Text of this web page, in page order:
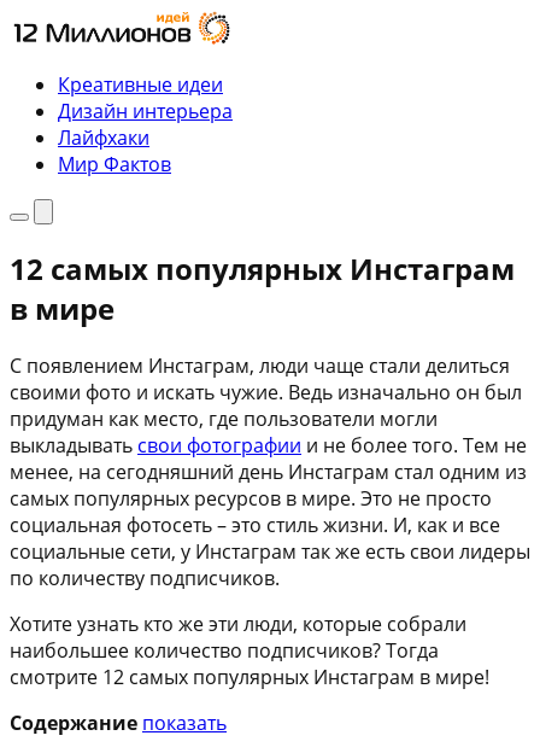
Перейти
к
содержимому
Креативные идеи
Дизайн интерьера
Лайфхаки
Мир Фактов
МенюПоиск
12 самых популярных Инстаграм
в мире
С появлением Инстаграм, люди чаще стали делиться
своими фото и искать чужие. Ведь изначально он был
придуман как место, где пользователи могли
выкладывать свои фотографии и не более того. Тем не
менее, на сегодняшний день Инстаграм стал одним из
самых популярных ресурсов в мире. Это не просто
социальная фотосеть – это стиль жизни. И, как и все
социальные сети, у Инстаграм так же есть свои лидеры
по количеству подписчиков.
Хотите узнать кто же эти люди, которые собрали
наибольшее количество подписчиков? Тогда
смотрите 12 самых популярных Инстаграм в мире!
Содержание показать